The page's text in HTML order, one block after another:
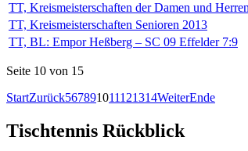
TT, Kreismeisterschaften der Damen und
TT, Kreismeisterschaften Senioren 2013
TT, BL: Empor Heßberg – SC 09 Effelder 7:9
Seite 10 von 15
StartZurück567891011121314WeiterEnde
Tischtennis Rückblick